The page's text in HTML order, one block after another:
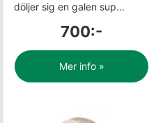
döljer sig en galen sup...
700:-
Mer info »